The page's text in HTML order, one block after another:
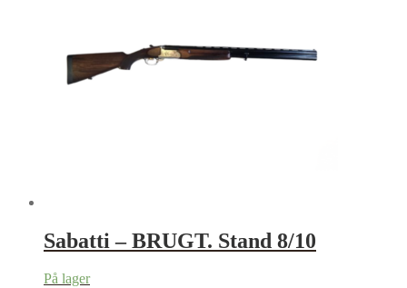
Sabatti – BRUGT. Stand 8/10
På lager